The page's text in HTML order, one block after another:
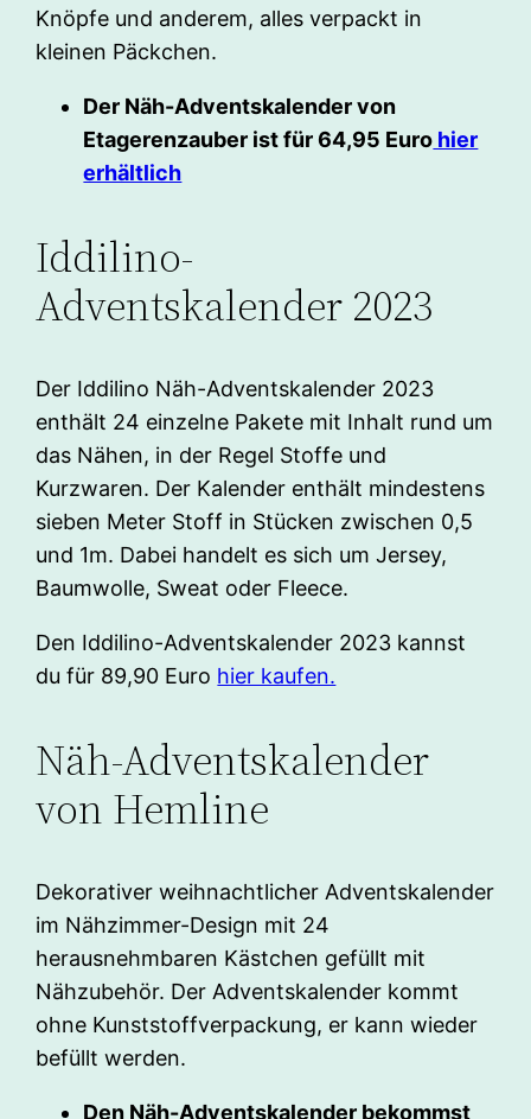
Knöpfe und anderem, alles verpackt in
kleinen Päckchen.
Der Näh-Adventskalender von
Etagerenzauber ist für 64,95 Euro hier
erhältlich
Iddilino-
Adventskalender 2023
Der Iddilino Näh-Adventskalender 2023
enthält 24 einzelne Pakete mit Inhalt rund um
das Nähen, in der Regel Stoffe und
Kurzwaren. Der Kalender enthält mindestens
sieben Meter Stoff in Stücken zwischen 0,5
und 1m. Dabei handelt es sich um Jersey,
Baumwolle, Sweat oder Fleece.
Den Iddilino-Adventskalender 2023 kannst
du für 89,90 Euro hier kaufen.
Näh-Adventskalender
von Hemline
Dekorativer weihnachtlicher Adventskalender
im Nähzimmer-Design mit 24
herausnehmbaren Kästchen gefüllt mit
Nähzubehör. Der Adventskalender kommt
ohne Kunststoffverpackung, er kann wieder
befüllt werden.
Den Näh-Adventskalender bekommst